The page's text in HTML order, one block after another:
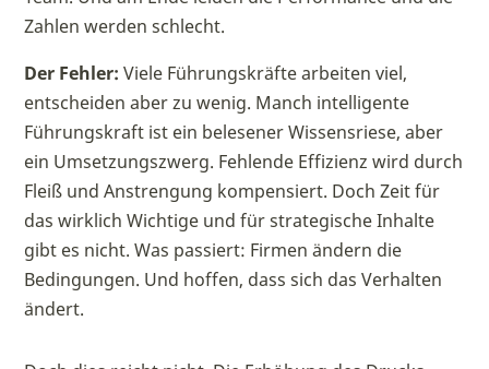
Zahlen werden schlecht.
Der Fehler: Viele Führungskräfte arbeiten viel,
entscheiden aber zu wenig. Manch intelligente
Führungskraft ist ein belesener Wissensriese, aber
ein Umsetzungszwerg. Fehlende Effizienz wird durch
Fleiß und Anstrengung kompensiert. Doch Zeit für
das wirklich Wichtige und für strategische Inhalte
gibt es nicht. Was passiert: Firmen ändern die
Bedingungen. Und hoffen, dass sich das Verhalten
ändert.